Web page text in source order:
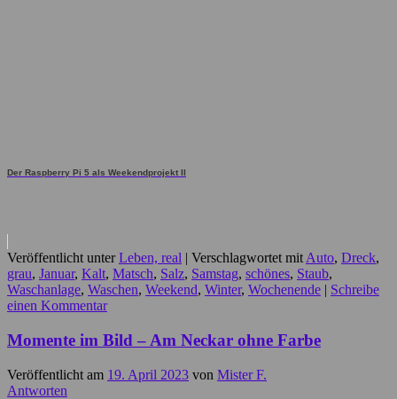
Der Raspberry Pi 5 als Weekendprojekt II
Veröffentlicht unter Leben, real | Verschlagwortet mit Auto, Dreck,
grau, Januar, Kalt, Matsch, Salz, Samstag, schönes, Staub,
Waschanlage, Waschen, Weekend, Winter, Wochenende | Schreibe
einen Kommentar
Momente im Bild – Am Neckar ohne Farbe
Veröffentlicht am 19. April 2023 von Mister F.
Antworten